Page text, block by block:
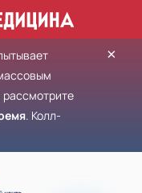
рассмотрите
. Колл-
×